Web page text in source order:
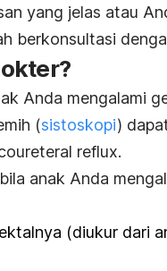
yang jelas atau
berkonsultasi
Anda mengalami
(sistoskopi)
reflux.
anak Anda
(diukur dari